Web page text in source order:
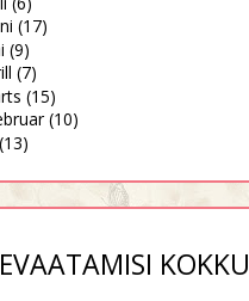
(17)
(9)
(7)
(15)
(10)
(13)
KOKKU